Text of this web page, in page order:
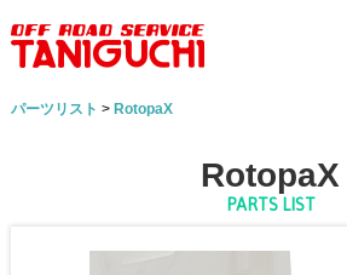
パーツリスト > RotopaX
RotopaX
PARTS LIST